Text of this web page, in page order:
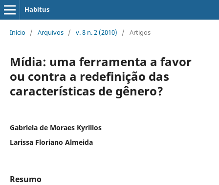
Habitus
Início / Arquivos / v. 8 n. 2 (2010) / Artigos
Mídia: uma ferramenta a favor
ou contra a redefinição das
características de gênero?
Gabriela de Moraes Kyrillos
Larissa Floriano Almeida
Resumo